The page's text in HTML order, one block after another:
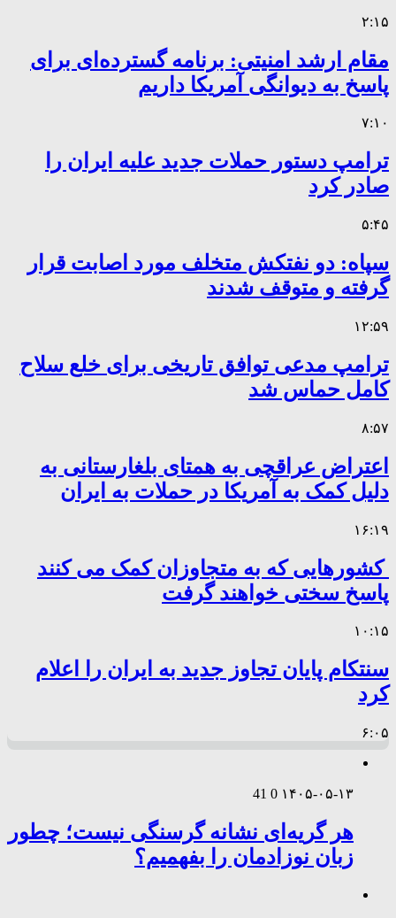
۲:۱۵
مقام ارشد امنیتی: برنامه گسترده‌ای برای
پاسخ به دیوانگی آمریکا داریم
۷:۱۰
ترامپ دستور حملات جدید علیه ایران را
صادر کرد
۵:۴۵
سپاه: دو نفتکش متخلف مورد اصابت قرار
گرفته و متوقف شدند
۱۲:۵۹
ترامپ مدعی توافق تاریخی برای خلع سلاح
کامل حماس شد
۸:۵۷
اعتراض عراقچی به همتای بلغارستانی به
دلیل کمک به آمریکا در حملات به ایران
۱۶:۱۹
کشورهایی که به متجاوزان کمک می کنند
پاسخ سختی خواهند گرفت
۱۰:۱۵
سنتکام پایان تجاوز جدید به ایران را اعلام
کرد
۶:۰۵
۱۴۰۵-۰۵-۱۳ 0
41
هر گریه‌ای نشانه گرسنگی نیست؛ چطور
زبان نوزادمان را بفهمیم؟